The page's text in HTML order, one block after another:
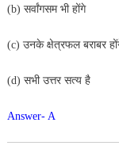
(b) सर्वांगसम भी होंगे
(c) उनके क्षेत्रफल बराबर
(d) सभी उत्तर सत्य है
Answer- A